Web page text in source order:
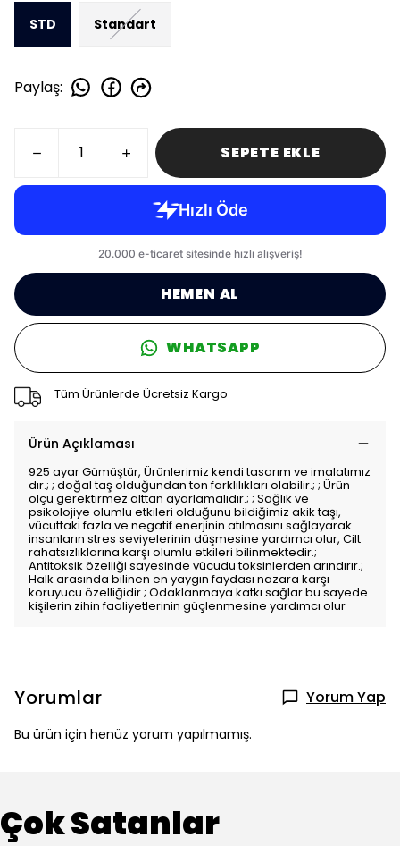
STD Standart
Paylaş:
SEPETE EKLE
HEMEN AL
WHATSAPP
Tüm Ürünlerde Ücretsiz Kargo
Ürün Açıklaması
925 ayar Gümüştür, Ürünlerimiz kendi tasarım ve imalatımız
dır.; ; doğal taş olduğundan ton farklılıkları olabilir.; ; Ürün
ölçü gerektirmez alttan ayarlamalıdır.; ; Sağlık ve
psikolojiye olumlu etkileri olduğunu bildiğimiz akik taşı,
vücuttaki fazla ve negatif enerjinin atılmasını sağlayarak
insanların stres seviyelerinin düşmesine yardımcı olur, Cilt
rahatsızlıklarına karşı olumlu etkileri bilinmektedir.;
Antitoksik özelliği sayesinde vücudu toksinlerden arındırır.;
Halk arasında bilinen en yaygın faydası nazara karşı
koruyucu özelliğidir.; Odaklanmaya katkı sağlar bu sayede
kişilerin zihin faaliyetlerinin güçlenmesine yardımcı olur
Yorumlar Yorum Yap
Bu ürün için henüz yorum yapılmamış.
Çok Satanlar